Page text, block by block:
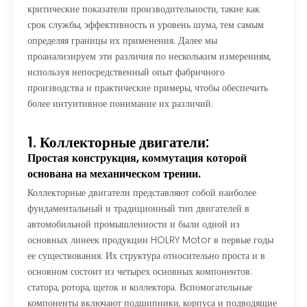
критические показатели производительности, такие как
срок службы, эффективность и уровень шума, тем самым
определяя границы их применения. Далее мы
проанализируем эти различия по нескольким измерениям,
используя непосредственный опыт фабричного
производства и практические примеры, чтобы обеспечить
более интуитивное понимание их различий.
1. Коллекторные двигатели:
Простая конструкция, коммутация которой
основана на механическом трении.
Коллекторные двигатели представляют собой наиболее
фундаментальный и традиционный тип двигателей в
автомобильной промышленности и были одной из
основных линеек продукции HOLRY Motor в первые годы
ее существования. Их структура относительно проста и в
основном состоит из четырех основных компонентов:
статора, ротора, щеток и коллектора. Вспомогательные
компоненты включают подшипники, корпуса и подводящие